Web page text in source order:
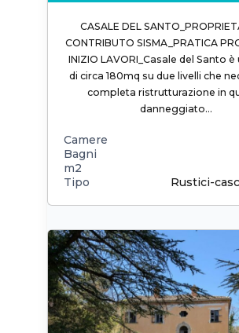
CASALE DEL
CONTRIBUTO SISMA_PRATICA
INIZIO LAVORI_Casale del Santo è
di circa 180mq su due livelli che
completa ristrutturazione in
danneggiato…
Camere
Bagni
m2
Tipo
Rustici-